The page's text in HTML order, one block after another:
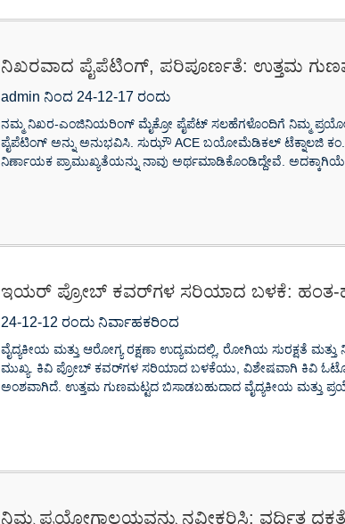
ನಿಖರವಾದ ಪೈಪೆಟಿಂಗ್, ಪರಿಪೂರ್ಣತೆ: ಉತ್ತಮ
admin ನಿಂದ 24-12-17 ರಂದು
ನಮ್ಮ ನಿಖರ-ಎಂಜಿನಿಯರಿಂಗ್ ಮೈಕ್ರೋ ಪೈಪೆಟ್ ಸಲಹೆಗಳೊಂದಿಗೆ ನಿಮ್ಮ
ಪೈಪೆಟಿಂಗ್ ಅನ್ನು ಅನುಭವಿಸಿ. ಸುಝೌ ACE ಬಯೋಮೆಡಿಕಲ್ ಟೆಕ್ನಾಲಜಿ
ನಿರ್ಣಾಯಕ ಪ್ರಾಮುಖ್ಯತೆಯನ್ನು ನಾವು ಅರ್ಥಮಾಡಿಕೊಂಡಿದ್ದೇವೆ. ಅದಕ್ಕಾಗಿಯೇ
ಇಯರ್ ಪ್ರೋಬ್ ಕವರ್‌ಗಳ ಸರಿಯಾದ ಬಳಕೆ: ಹಂತ-
24-12-12 ರಂದು ನಿರ್ವಾಹಕರಿಂದ
ವೈದ್ಯಕೀಯ ಮತ್ತು ಆರೋಗ್ಯ ರಕ್ಷಣಾ ಉದ್ಯಮದಲ್ಲಿ, ರೋಗಿಯ ಸುರಕ್ಷತೆ
ಮುಖ್ಯ. ಕಿವಿ ಪ್ರೋಬ್ ಕವರ್‌ಗಳ ಸರಿಯಾದ ಬಳಕೆಯು, ವಿಶೇಷವಾಗಿ ಕಿವಿ
ಅಂಶವಾಗಿದೆ. ಉತ್ತಮ ಗುಣಮಟ್ಟದ ಬಿಸಾಡಬಹುದಾದ ವೈದ್ಯಕೀಯ ಮತ್ತು
ನಿಮ್ಮ ಪ್ರಯೋಗಾಲಯವನ್ನು ನವೀಕರಿಸಿ: ವರ್ಧಿತ